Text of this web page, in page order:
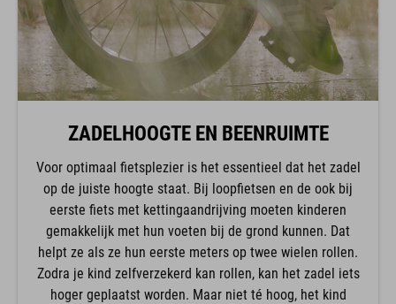
ZADELHOOGTE EN BEENRUIMTE
Voor optimaal fietsplezier is het essentieel dat het zadel
op de juiste hoogte staat. Bij loopfietsen en de ook bij
eerste fiets met kettingaandrijving moeten kinderen
gemakkelijk met hun voeten bij de grond kunnen. Dat
helpt ze als ze hun eerste meters op twee wielen rollen.
Zodra je kind zelfverzekerd kan rollen, kan het zadel iets
hoger geplaatst worden. Maar niet té hoog, het kind